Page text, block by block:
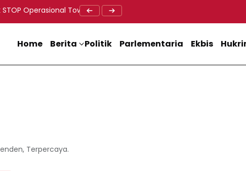
Operasional Tower BTS, Diwa : Nyawa dan Keselamatan Warga
Doa Lintas Agama Perkuat Semangat
Home Berita Politik Parlementaria Ekbis
Terpercaya.